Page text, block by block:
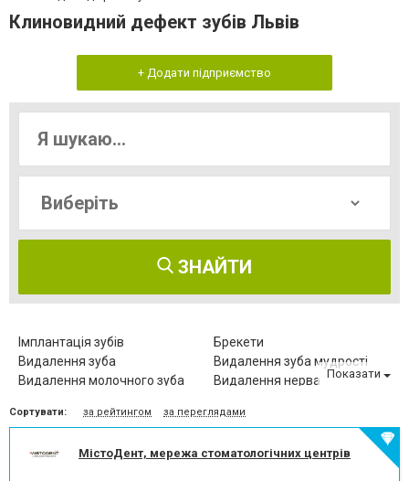
Клиновидний дефект зубів Львів
+ Додати підприємство
ЗНАЙТИ
Імплантація зубів
Брекети
Видалення зуба
Видалення зуба мудрості
Видалення молочного зуба
Видалення нерва
Відбілювання зубів
Вініри
Діагностика зубів
Елайнери
Показати
Сортувати: за рейтингом за переглядами
МістоДент, мережа стоматологічних центрів